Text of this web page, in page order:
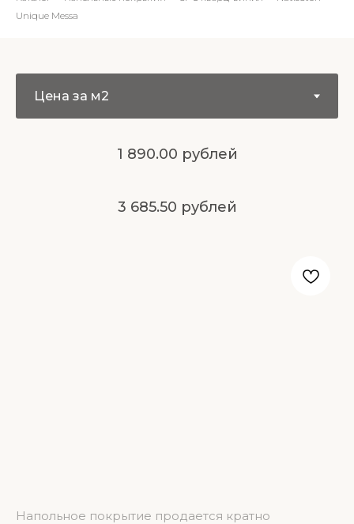
Unique Messa
1 890.00 рублей
3 685.50 рублей
Напольное покрытие продается кратно